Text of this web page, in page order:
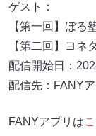
ゲスト：
【第一回】ぼる
【第二回】ヨネ
配信開始日：
配信先：FANYア
FANYアプリは